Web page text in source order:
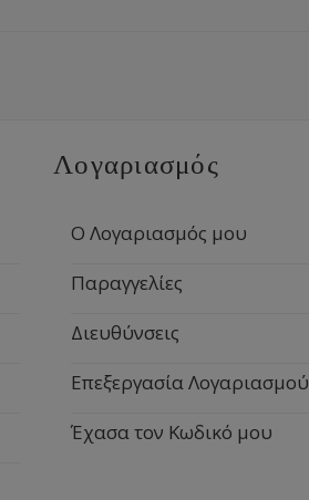
Λογαριασμός
Ο Λογαριασμός μου
Παραγγελίες
Διευθύνσεις
Επεξεργασία Λογαριασμού
Έχασα τον Κωδικό μου